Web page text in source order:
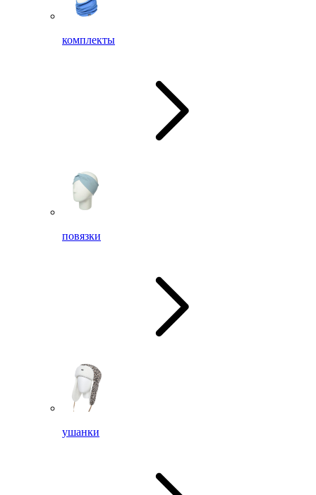
комплекты
повязки
ушанки